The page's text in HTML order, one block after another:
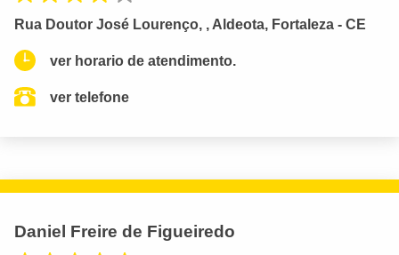
Rua Doutor José Lourenço, , Aldeota, Fortaleza - CE
ver horario de atendimento.
ver telefone
Daniel Freire de Figueiredo